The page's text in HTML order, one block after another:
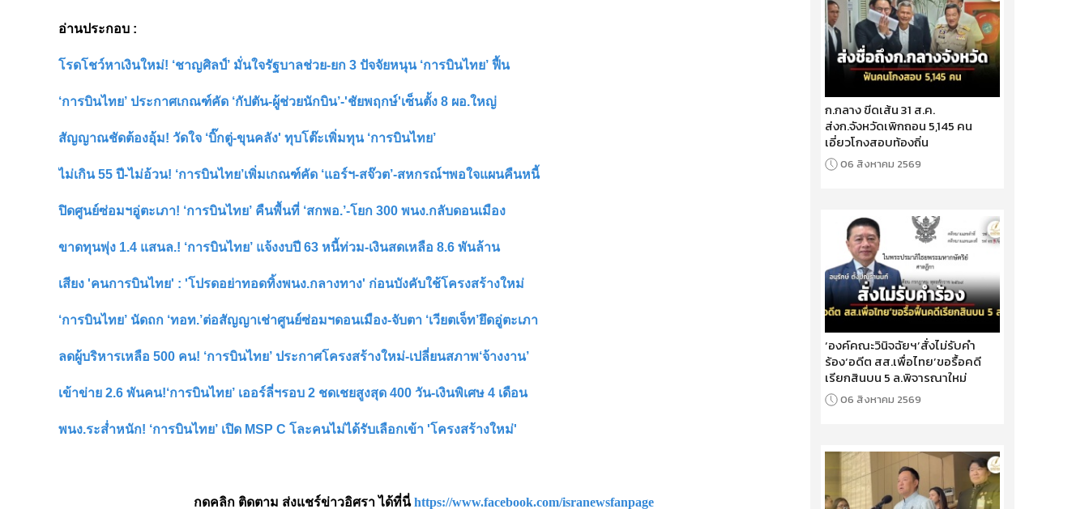
อ่านประกอบ :
โรดโชว์หาเงินใหม่! ‘ชาญศิลป์’ มั่นใจรัฐบาลช่วย-ยก 3 ปัจจัยหนุน ‘การบินไทย’ ฟื้น
‘การบินไทย’ ประกาศเกณฑ์คัด ‘กัปตัน-ผู้ช่วยนักบิน’-'ชัยพฤกษ์'เซ็นตั้ง 8 ผอ.ใหญ่
สัญญาณชัดต้องอุ้ม! วัดใจ ‘บิ๊กตู่-ขุนคลัง' ทุบโต๊ะเพิ่มทุน ‘การบินไทย’
ไม่เกิน 55 ปี-ไม่อ้วน! ‘การบินไทย’เพิ่มเกณฑ์คัด ‘แอร์ฯ-สจ๊วต’-สหกรณ์ฯพอใจแผนคืนหนี้
ปิดศูนย์ซ่อมฯอู่ตะเภา! ‘การบินไทย’ คืนพื้นที่ ‘สกพอ.’-โยก 300 พนง.กลับดอนเมือง
ขาดทุนพุ่ง 1.4 แสนล.! ‘การบินไทย’ แจ้งงบปี 63 หนี้ท่วม-เงินสดเหลือ 8.6 พันล้าน
เสียง 'คนการบินไทย' : 'โปรดอย่าทอดทิ้งพนง.กลางทาง' ก่อนบังคับใช้โครงสร้างใหม่
‘การบินไทย’ นัดถก ‘ทอท.’ต่อสัญญาเช่าศูนย์ซ่อมฯดอนเมือง-จับตา ‘เวียตเจ็ท’ยึดอู่ตะเภา
ลดผู้บริหารเหลือ 500 คน! ‘การบินไทย’ ประกาศโครงสร้างใหม่-เปลี่ยนสภาพ‘จ้างงาน’
เข้าข่าย 2.6 พันคน!‘การบินไทย’ เออร์ลี่ฯรอบ 2 ชดเชยสูงสุด 400 วัน-เงินพิเศษ 4 เดือน
พนง.ระส่ำหนัก! ‘การบินไทย’ เปิด MSP C โละคนไม่ได้รับเลือกเข้า 'โครงสร้างใหม่'
กดคลิก ติดตาม ส่งแชร์ข่าวอิศรา ได้ที่นี่ https://www.facebook.com/isranewsfanpage
ก.กลาง ขีดเส้น 31 ส.ค.
ส่งก.จังหวัดเพิกถอน 5,145 คน
เอี่ยวโกงสอบท้องถิ่น
06 สิงหาคม 2569
‘องค์คณะวินิจฉัยฯ’สั่งไม่รับคำ
ร้อง‘อดีต สส.เพื่อไทย’ขอรื้อคดี
เรียกสินบน 5 ล.พิจารณาใหม่
06 สิงหาคม 2569